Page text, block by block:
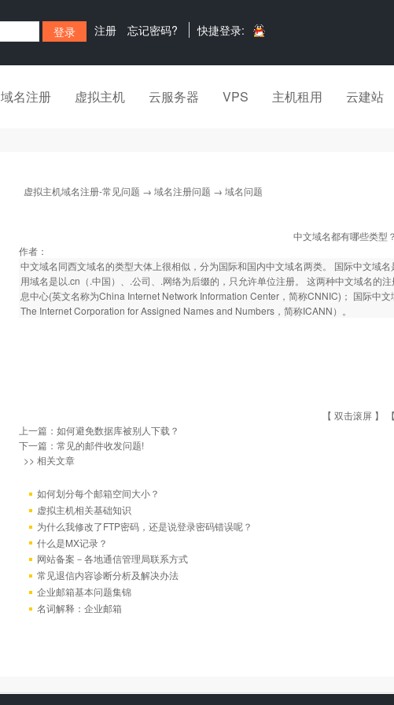
注册 忘记密码? 快捷登录:
域名注册 虚拟主机 云服务器 VPS 主机租用 云建站
虚拟主机域名注册-常见问题 → 域名注册问题 → 域名问题
中文域名都有哪些类型？
作者：
中文域名同西文域名的类型大体上很相似，分为国际和国内中文域名两类。 国际中文域
用域名是以.cn（.中国）、.公司、.网络为后缀的，只允许单位注册。 这两种中文域名的
息中心(英文名称为China Internet Network Information Center，简称CNNIC)； 国际中
The Internet Corporation for Assigned Names and Numbers，简称ICANN）。
【 双击滚屏 】 【
上一篇： 如何避免数据库被别人下载？
下一篇： 常见的邮件收发问题!
>> 相关文章
如何划分每个邮箱空间大小？
虚拟主机相关基础知识
为什么我修改了FTP密码，还是说登录密码错误呢？
什么是MX记录？
网站备案－各地通信管理局联系方式
常见退信内容诊断分析及解决办法
企业邮箱基本问题集锦
名词解释：企业邮箱